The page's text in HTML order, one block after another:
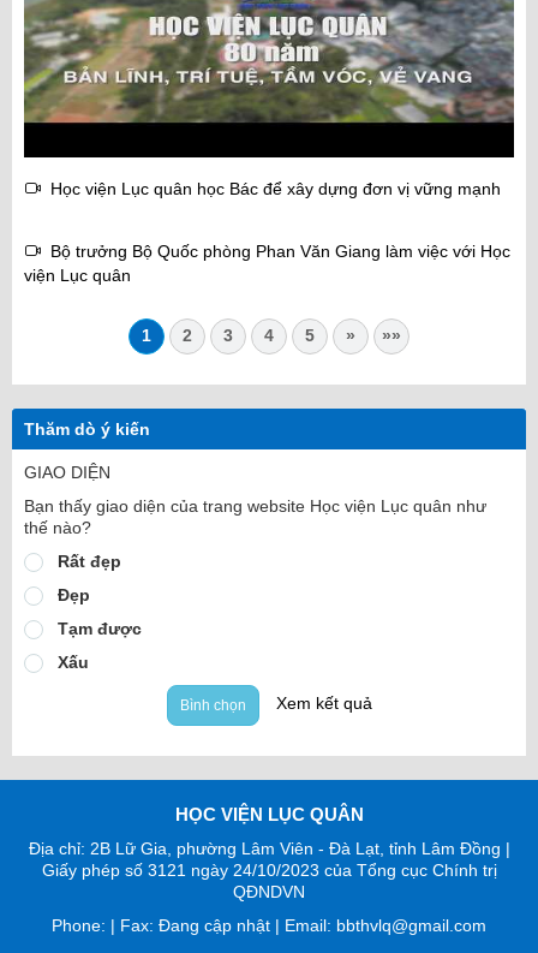
Học viện Lục quân học Bác để xây dựng đơn vị vững mạnh
Bộ trưởng Bộ Quốc phòng Phan Văn Giang làm việc với Học
viện Lục quân
1 2 3 4 5 » »»
Thăm dò ý kiến
GIAO DIỆN
Bạn thấy giao diện của trang website Học viện Lục quân như
thế nào?
Rất đẹp
Đẹp
Tạm được
Xấu
Bình chọn Xem kết quả
HỌC VIỆN LỤC QUÂN
Địa chỉ: 2B Lữ Gia, phường Lâm Viên - Đà Lạt, tỉnh Lâm Đồng |
Giấy phép số 3121 ngày 24/10/2023 của Tổng cục Chính trị
QĐNDVN
Phone: | Fax: Đang cập nhật | Email: bbthvlq@gmail.com